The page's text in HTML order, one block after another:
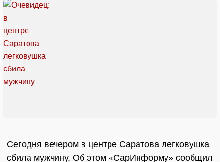
Сегодня вечером в центре Саратова легковушка
сбила мужчину. Об этом «СарИнформу» сообщил